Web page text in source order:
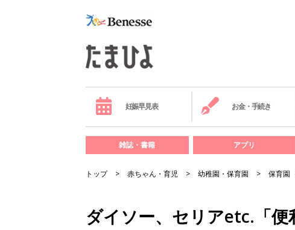
妊娠早見表 お金・手続き
雑誌・書籍 アプリ
トップ 赤ちゃん・育児 幼稚園・保育園 保育園
ダイソー、セリアetc.「便